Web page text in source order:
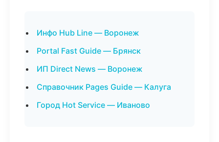
Инфо Hub Line — Воронеж
Portal Fast Guide — Брянск
ИП Direct News — Воронеж
Справочник Pages Guide — Калуга
Город Hot Service — Иваново